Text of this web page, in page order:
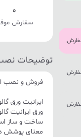
ورود
0
سفارش
توضیحات
فروش و نصب
ایرانیت ورق
ورق ایرانیت
ساخت و ساز
معنای پوشش